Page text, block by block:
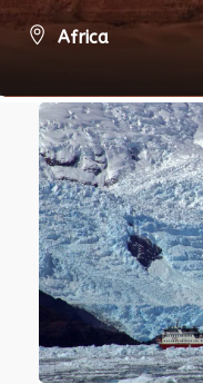
Africa
VER TODOS LOS PAQUETES